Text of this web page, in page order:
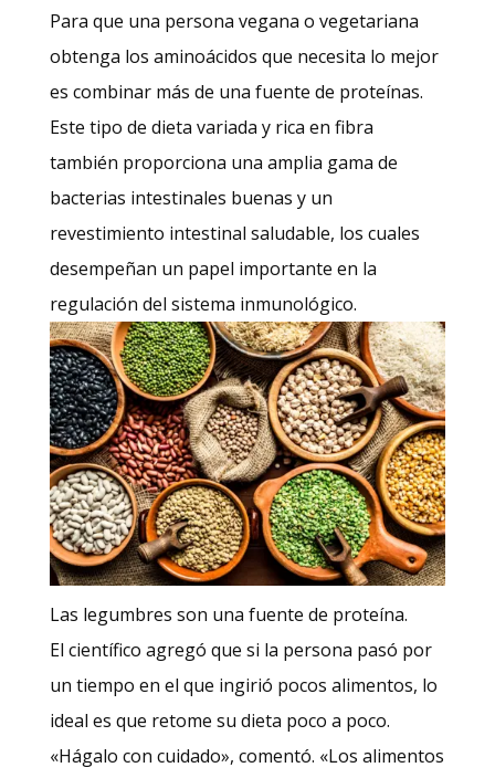
Para que una persona vegana o vegetariana
obtenga los aminoácidos que necesita lo mejor
es combinar más de una fuente de proteínas.
Este tipo de dieta variada y rica en fibra
también proporciona una amplia gama de
bacterias intestinales buenas y un
revestimiento intestinal saludable, los cuales
desempeñan un papel importante en la
regulación del sistema inmunológico.
Las legumbres son una fuente de proteína.
El científico agregó que si la persona pasó por
un tiempo en el que ingirió pocos alimentos, lo
ideal es que retome su dieta poco a poco.
«Hágalo con cuidado», comentó. «Los alimentos